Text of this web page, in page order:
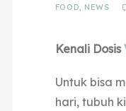
FOOD, NEWS
Kenali Dosis
Untuk bisa
hari, tubuh